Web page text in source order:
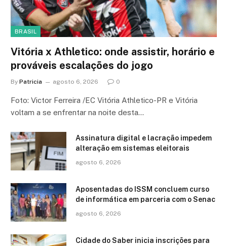
BRASIL
Vitória x Athletico: onde assistir, horário e
prováveis escalações do jogo
By Patricia agosto 6, 2026 0
Foto: Victor Ferreira /EC Vitória Athletico-PR e Vitória
voltam a se enfrentar na noite desta…
Assinatura digital e lacração impedem
alteração em sistemas eleitorais
agosto 6, 2026
Aposentadas do ISSM concluem curso
de informática em parceria com o Senac
agosto 6, 2026
Cidade do Saber inicia inscrições para